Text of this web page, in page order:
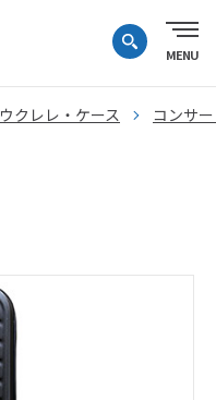
ウクレレ・ケース コンサ